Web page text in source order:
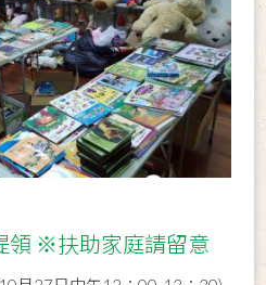
領 ※扶助家庭請留意